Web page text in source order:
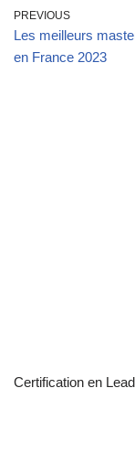
PREVIOUS
Les meilleurs
en France 2023
Certification en